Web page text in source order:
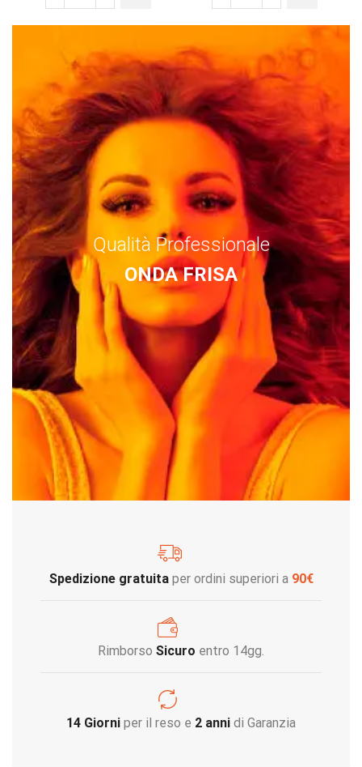
Qualità Professionale
ONDA FRISA
Spedizione gratuitaper ordini superiori a 90€
Rimborso Sicuro entro 14gg.
14 Giorni per il reso e 2 anni di Garanzia